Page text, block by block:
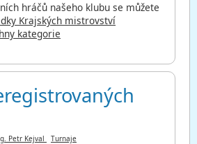
hráčů našeho klubu se můžete
Krajských mistrovství
kategorie
Petr Kejval Turnaje